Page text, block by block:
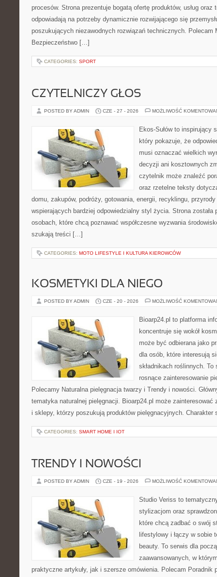
procesów. Strona prezentuje bogatą ofertę produktów, usług oraz
odpowiadają na potrzeby dynamicznie rozwijającego się
poszukujących niezawodnych rozwiązań technicznych. Polecam
Bezpieczeństwo […]
CATEGORIES: SPORT
CZYTELNICZY GŁOS
POSTED BY ADMIN CZE - 27 - 2026 MOŻLIWOŚĆ
Ekos-Sułów to inspirujący
który pokazuje, że
musi oznaczać wielkich
decyzji ani kosztownych
czytelnik może znaleźć
oraz rzetelne teksty
domu, zakupów, podróży, gotowania, energii, recyklingu,
wspierających bardziej odpowiedzialny styl życia. Strona została
osobach, które chcą poznawać współczesne wyzwania
szukają treści […]
CATEGORIES: MOTO LIFESTYLE I KULTURA KIEROWCÓW
KOSMETYKI DLA NIEGO
POSTED BY ADMIN CZE - 20 - 2026 MOŻLIWOŚĆ
Bioarp24.pl to platforma
koncentruje się wokół
może być odbierana jako
dla osób, które interesują
składnikach roślinnych.
rosnące zainteresowanie
Polecamy Naturalna pielęgnacja twarzy i Trendy i nowości.
tematyka naturalnej pielęgnacji. Bioarp24.pl może zainteresować
i sklepy, którzy poszukują produktów pielęgnacyjnych.
CATEGORIES: SMART HOME I IOT
TRENDY I NOWOŚCI
POSTED BY ADMIN CZE - 19 - 2026 MOŻLIWOŚĆ
Studio Veriss to
stylizacjom oraz
które chcą zadbać o swój
lifestylowy i łączy w sobie
beauty. To serwis dla
zaawansowanych, w
praktyczne artykuły, jak i szersze omówienia. Polecam